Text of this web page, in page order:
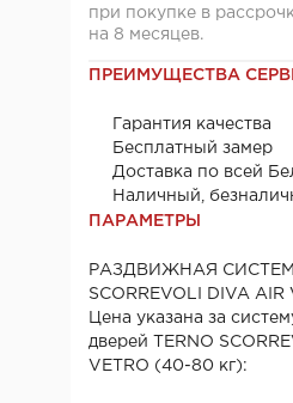
при покупке в
на 8 месяцев.
ПРЕИМУЩЕСТВА
Гарантия качества
Бесплатный замер
Доставка по всей
Наличный,
ПАРАМЕТРЫ
РАЗДВИЖНАЯ
SCORREVOLI DIVA AIR
Цена указана за
дверей TERNO
VETRO (40-80 кг):